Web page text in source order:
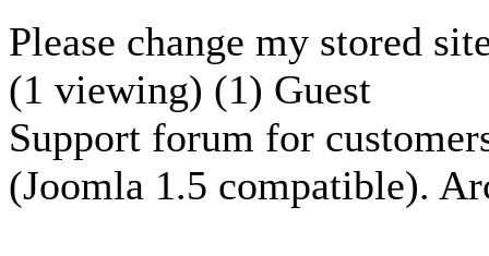
Please change my stored
(1 viewing) (1) Guest
Support forum for
(Joomla 1.5 compatible).